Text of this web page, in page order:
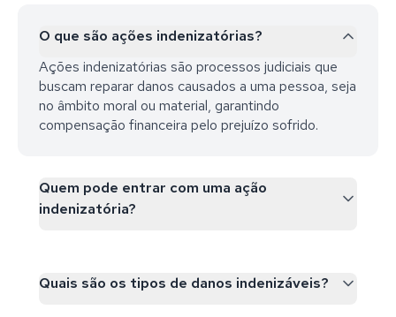
O que são ações indenizatórias?
Ações indenizatórias são processos judiciais que
buscam reparar danos causados a uma pessoa, seja
no âmbito moral ou material, garantindo
compensação financeira pelo prejuízo sofrido.
Quem pode entrar com uma ação
indenizatória?
Quais são os tipos de danos indenizáveis?